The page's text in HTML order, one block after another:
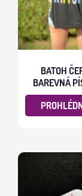
BATOH
BAREVNÁ